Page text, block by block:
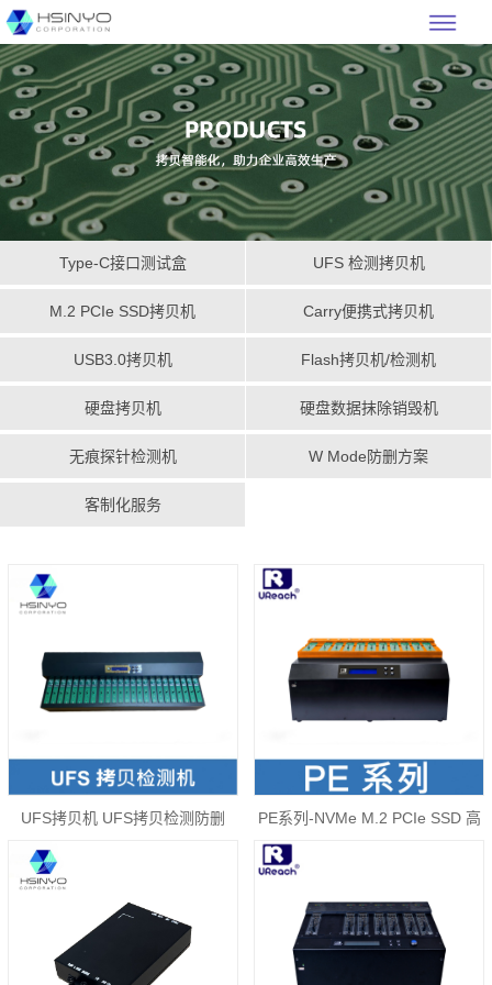
Type-C接口测试盒 UFS 检测拷贝机
M.2 PCIe SSD拷贝机 Carry便携式拷贝机
USB3.0拷贝机 Flash拷贝机/检测机
硬盘拷贝机 硬盘数据抹除销毁机
无痕探针检测机 W Mode防删方案
客制化服务
UFS拷贝机 UFS拷贝检测防删
PE系列-NVMe M.2 PCIe SSD 高